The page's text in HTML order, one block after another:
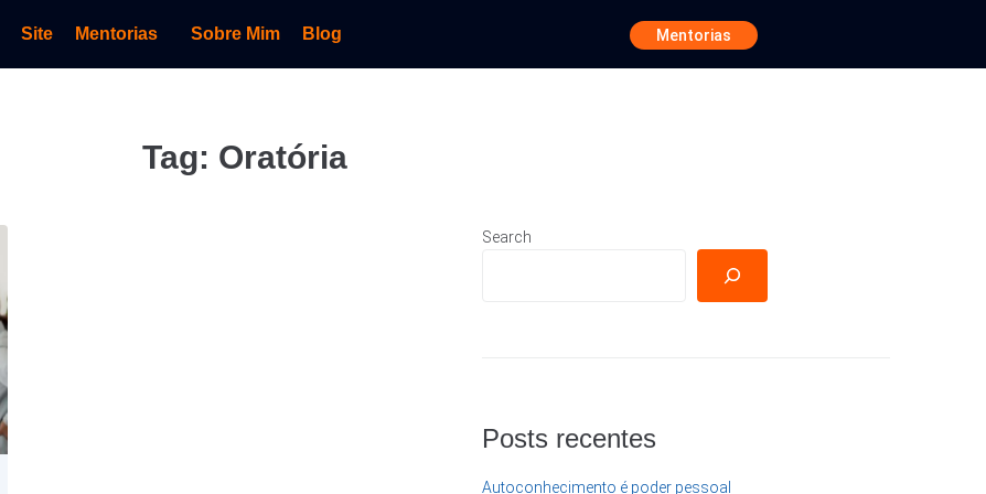
Site Mentorias Sobre Mim Blog Mentorias
Tag: Oratória
Search
Posts recentes
Autoconhecimento é poder pessoal